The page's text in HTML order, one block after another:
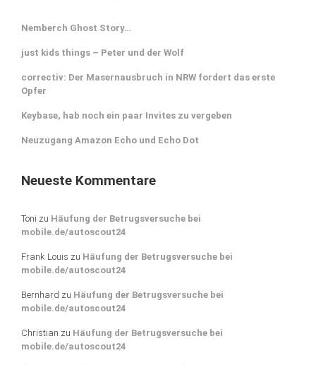
Nemberch Ghost Story…
just kids things – Peter und der Wolf
correctiv: Der Masernausbruch in NRW fordert das erste
Opfer
Keybase, hab noch ein paar Invites zu vergeben
Neuzugang Amazon Echo und Echo Dot
Neueste Kommentare
Toni zu Häufung der Betrugsversuche bei
mobile.de/autoscout24
Frank Louis zu Häufung der Betrugsversuche bei
mobile.de/autoscout24
Bernhard zu Häufung der Betrugsversuche bei
mobile.de/autoscout24
Christian zu Häufung der Betrugsversuche bei
mobile.de/autoscout24